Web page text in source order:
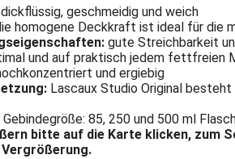
dickflüssig, geschmeidig und weich
homogene Deckkraft ist ideal für die
gute Streichbarkeit
und auf praktisch jedem fettfreien
und ergiebig
Lascaux Studio Original
85, 250 und 500 ml
bitte auf die Karte klicken, zum
Vergrößerung.